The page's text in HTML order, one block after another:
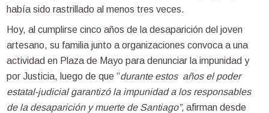
había sido rastrillado al menos tres veces.
Hoy, al cumplirse cinco años de la desaparición del joven
artesano, su familia junto a organizaciones convoca a una
actividad en Plaza de Mayo para denunciar la impunidad y
por Justicia, luego de que “durante estos años el poder
estatal-judicial garantizó la impunidad a los responsables
de la desaparición y muerte de Santiago”, afirman desde